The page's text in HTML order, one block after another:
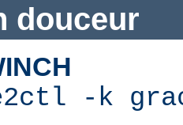
douceur
-k